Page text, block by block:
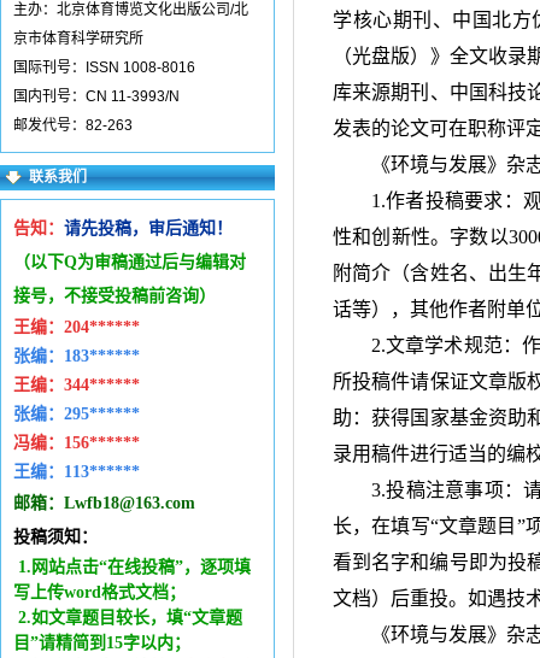
主办：北京体育博览文化出版公司/北
京市体育科学研究所
国际刊号：ISSN 1008-8016
国内刊号：CN 11-3993/N
邮发代号：82-263
联系我们
告知： 请先投稿，审后通知！
（以下Q为审稿通过后与编辑对
接号，不接受投稿前咨询）
王编： 204******
张编：183******
王编： 344******
张编：295******
冯编： 156******
王编： 113******
邮箱： Lwfb18@163.com
投稿须知：
1.网站点击“在线投稿”，逐项填
写上传word格式文档；
2.如文章题目较长，填“文章题
目”请精简到15字以内；
学核心期刊、中国北
（光盘版）》全文收
库来源期刊、中国科技
发表的论文可在职称评
《环境与发展》杂
1.作者投稿要求：
性和创新性。字数以
附简介（含姓名、出生
话等），其他作者附单
2.文章学术规范：
所投稿件请保证文章版
助：获得国家基金资助
录用稿件进行适当的编
3.投稿注意事项：
长，在填写“文章题目”
看到名字和编号即为投
文档）后重投。如遇技
《环境与发展》杂